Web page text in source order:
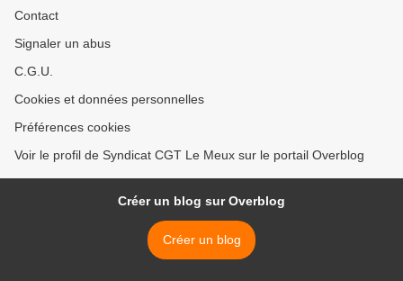
Contact
Signaler un abus
C.G.U.
Cookies et données personnelles
Préférences cookies
Voir le profil de Syndicat CGT Le Meux sur le portail Overblog
Créer un blog sur Overblog
Créer un blog